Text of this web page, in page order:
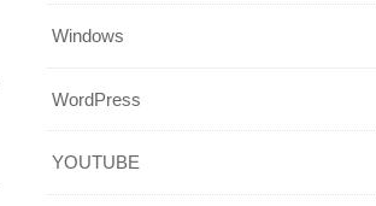
Windows
WordPress
YOUTUBE